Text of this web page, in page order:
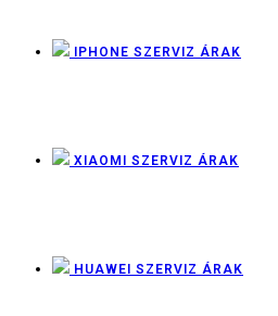
IPHONE SZERVIZ ÁRAK
XIAOMI SZERVIZ ÁRAK
HUAWEI SZERVIZ ÁRAK